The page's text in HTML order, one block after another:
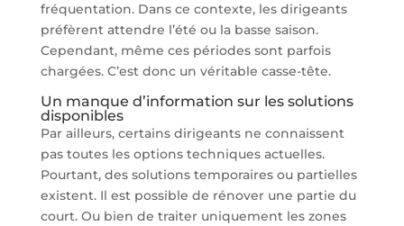
fréquentation. Dans ce contexte, les dirigeants
préfèrent attendre l’été ou la basse saison.
Cependant, même ces périodes sont parfois
chargées. C’est donc un véritable casse-tête.
Un manque d’information sur les solutions
disponibles
Par ailleurs, certains dirigeants ne connaissent
pas toutes les options techniques actuelles.
Pourtant, des solutions temporaires ou partielles
existent. Il est possible de rénover une partie du
court. Ou bien de traiter uniquement les zones